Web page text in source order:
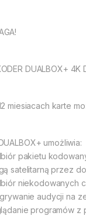
DUALBOX+ 4K
miesiacach karte
umożliwia:
pakietu
satelitarną przez
niekodowanych
audycji na
programów z